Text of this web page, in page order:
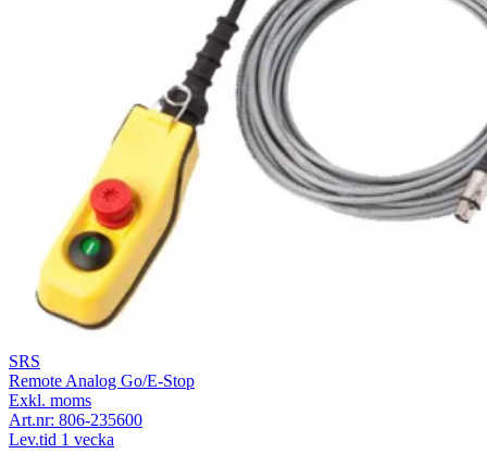
SRS
Remote Analog Go/E-Stop
Exkl. moms
Art.nr: 806-235600
Lev.tid 1 vecka